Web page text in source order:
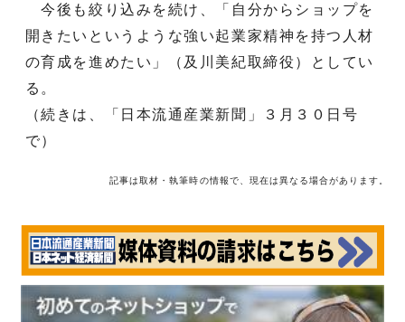
今後も絞り込みを続け、「自分からショップを
開きたいというような強い起業家精神を持つ人材
の育成を進めたい」（及川美紀取締役）としてい
る。
（続きは、「日本流通産業新聞」３月３０日号
で）
記事は取材・執筆時の情報で、現在は異なる場合があります。